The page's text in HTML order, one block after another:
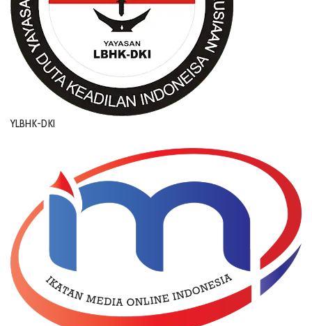
YLBHK-DKI